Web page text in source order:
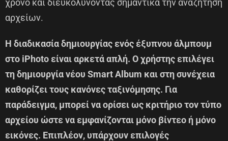
χρόνο και διευκολύνοντας σημαντικά την αναζήτηση
αρχείων.
Η διαδικασία δημιουργίας ενός έξυπνου άλμπουμ
στο iPhoto είναι αρκετά απλή. Ο χρήστης επιλέγει
τη δημιουργία νέου Smart Album και στη συνέχεια
καθορίζει τους κανόνες ταξινόμησης. Για
παράδειγμα, μπορεί να ορίσει ως κριτήριο τον τύπο
αρχείου ώστε να εμφανίζονται μόνο βίντεο ή μόνο
εικόνες. Επιπλέον, υπάρχουν επιλογές